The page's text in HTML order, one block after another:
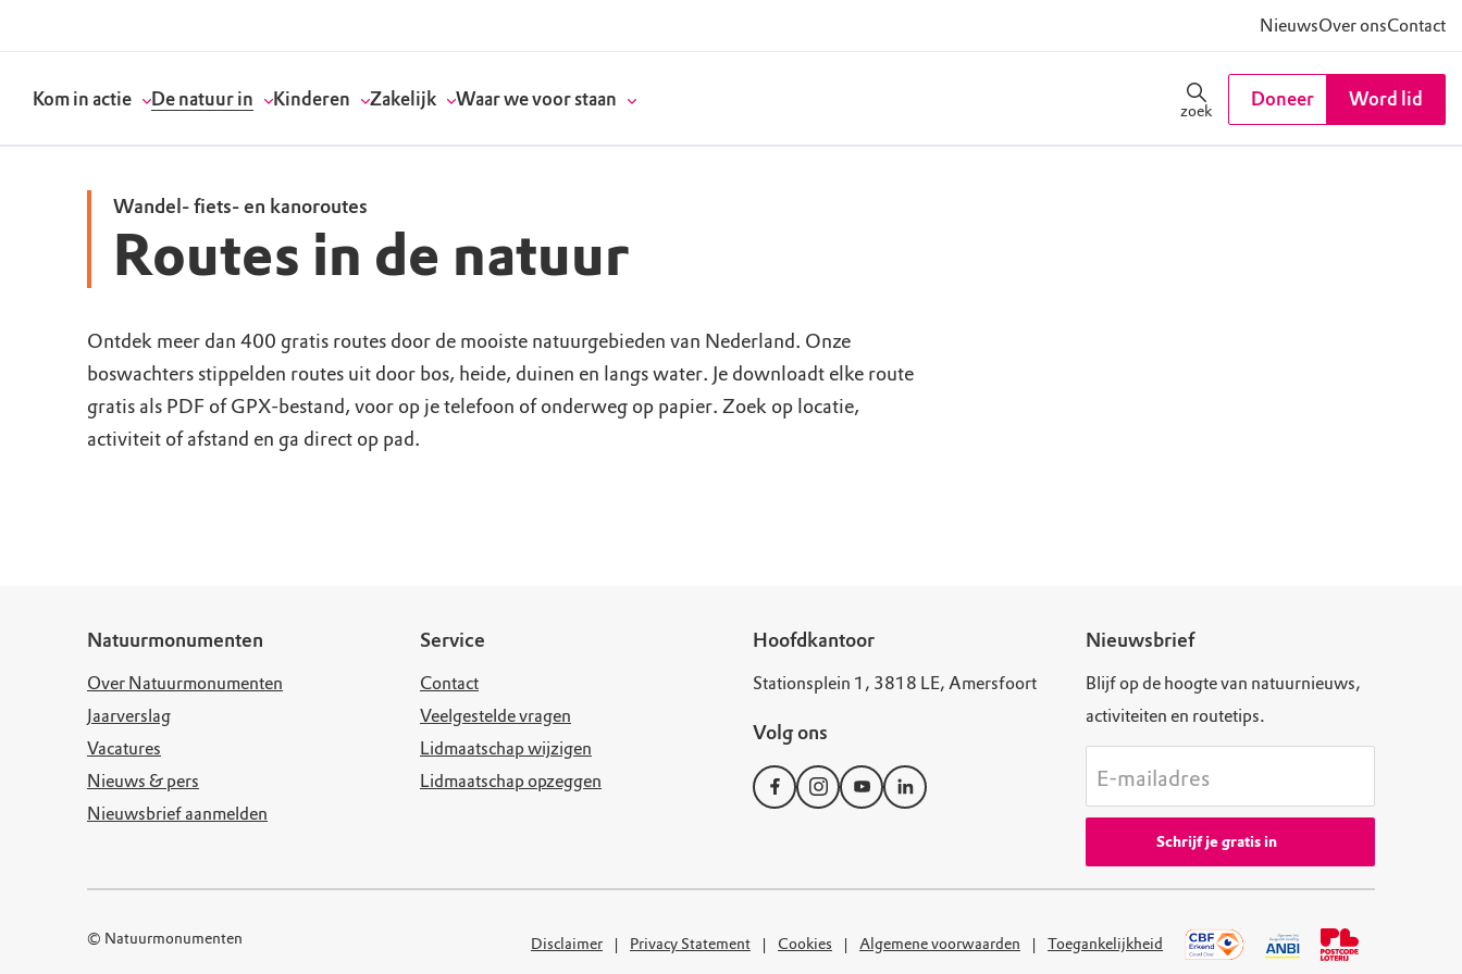
NieuwsOver onsContact
Kom in actie
Doneer
Word vrijwilliger
Werken bij
De natuur in
Routes
Natuurgebieden
Bezoekerscentra
Kinderen
Kinderactiviteiten
Verjaardagsfeestjes
Speeltips
Zakelijk
Geef een bedrijfsdonatie
Vergaderen in de natuur
Onze partners & supporters
Waar we voor staan
Onze visie
Actuele thema's
Wat wij doen
zoek
Doneer Word lid
Wandel- fiets- en kanoroutes
Routes in de natuur
Ontdek meer dan 400 gratis routes door de mooiste natuurgebieden van Nederland. Onze
boswachters stippelden routes uit door bos, heide, duinen en langs water. Je downloadt elke route
gratis als PDF of GPX-bestand, voor op je telefoon of onderweg op papier. Zoek op locatie,
activiteit of afstand en ga direct op pad.
Natuurmonumenten
Over Natuurmonumenten
Jaarverslag
Vacatures
Nieuws & pers
Nieuwsbrief aanmelden
Service
Contact
Veelgestelde vragen
Lidmaatschap wijzigen
Lidmaatschap opzeggen
Hoofdkantoor
Stationsplein 1, 3818 LE, Amersfoort
Volg ons
Nieuwsbrief
Blijf op de hoogte van natuurnieuws,
activiteiten en routetips.
E-mailadres
Schrijf je gratis in
© Natuurmonumenten Disclaimer Privacy Statement Cookies Algemene voorwaarden Toegankelijkheid